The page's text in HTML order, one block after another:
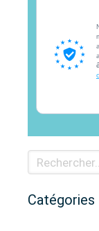
Rechercher
Catégories